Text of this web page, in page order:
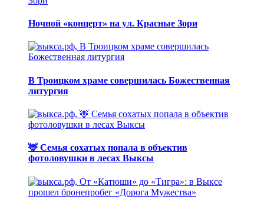
Ночной «концерт» на ул. Красные Зори
В Троицком храме совершилась Божественная
литургия
🦌 Семья сохатых попала в объектив
фотоловушки в лесах Выксы